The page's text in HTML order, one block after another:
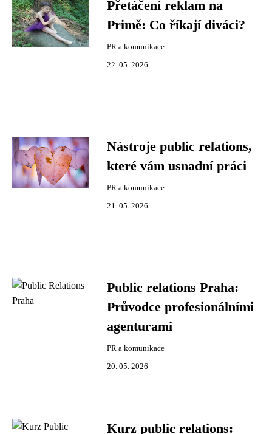
Přetáčení reklam na
Primě: Co říkají diváci?
PR a komunikace
22. 05. 2026
Nástroje public relations,
které vám usnadní práci
PR a komunikace
21. 05. 2026
Public relations Praha:
Průvodce profesionálními
agenturami
PR a komunikace
20. 05. 2026
Kurz public relations: